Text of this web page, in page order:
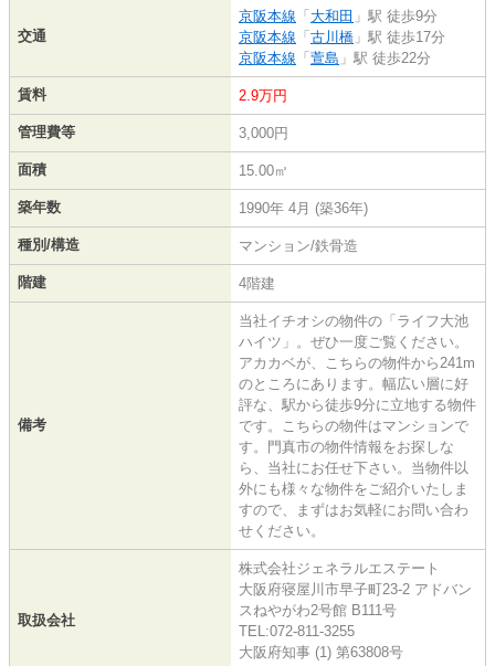
交通
京阪本線 「 大和田 」駅 徒歩9分
京阪本線 「 古川橋 」駅 徒歩17分
京阪本線 「 萱島 」駅 徒歩22分
賃料 2.9万円
管理費等 3,000円
面積 15.00㎡
築年数 1990年 4月 (築36年)
種別/構造 マンション/鉄骨造
階建 4階建
備考
当社イチオシの物件の「ライフ大池
ハイツ」。ぜひ一度ご覧ください。
アカカベが、こちらの物件から241m
のところにあります。幅広い層に好
評な、駅から徒歩9分に立地する物件
です。こちらの物件はマンションで
す。門真市の物件情報をお探しな
ら、当社にお任せ下さい。当物件以
外にも様々な物件をご紹介いたしま
すので、まずはお気軽にお問い合わ
せください。
取扱会社
株式会社ジェネラルエステート
大阪府寝屋川市早子町23-2 アドバン
スねやがわ2号館 B111号
TEL:072-811-3255
大阪府知事 (1) 第63808号